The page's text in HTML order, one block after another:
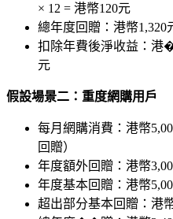
× 12 = 港幣120元
總年度回贈：港幣1,320
扣除年費後淨收益：港
元
假設場景二：重度網購用戶
每月網購消費：港幣
回贈）
年度額外回贈：港幣
年度基本回贈：港幣
超出部分基本回贈：港